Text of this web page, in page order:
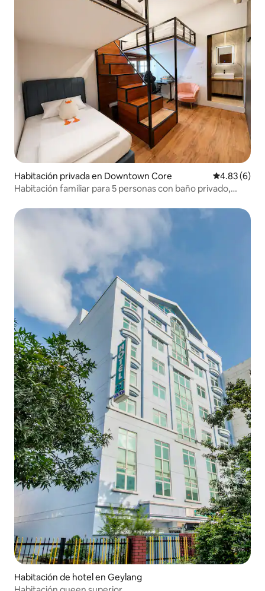
Habitación privada en Downtown Core Calificación
4.83 (6)
Habitación familiar para 5 personas con baño privado,
Habitación de hotel en Geylang